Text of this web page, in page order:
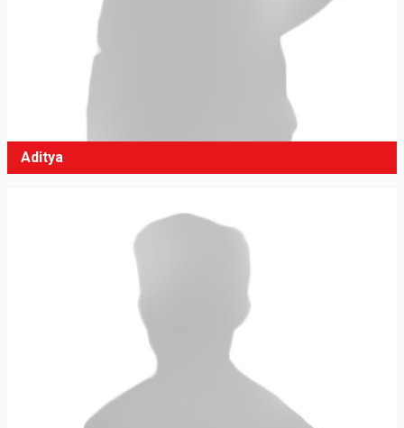
Aditya